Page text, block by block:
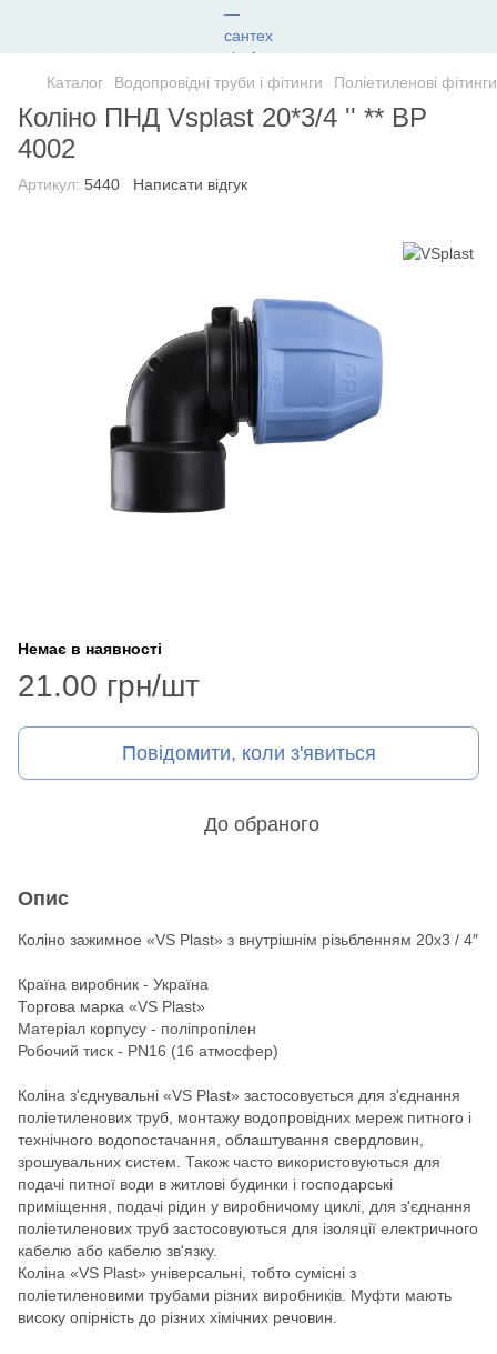
Каталог Водопровідні труби і фітинги Поліетиленові фітинги
Коліно ПНД Vsplast 20*3/4 '' ** ВР
4002
Артикул: 5440 Написати відгук
Немає в наявності
21.00 грн/шт
Повідомити, коли з'явиться
До обраного
Опис
Коліно зажимное «VS Plast» з внутрішнім різьбленням 20х3 / 4″
Країна виробник - Україна
Торгова марка «VS Plast»
Матеріал корпусу - поліпропілен
Робочий тиск - PN16 (16 атмосфер)
Коліна з'єднувальні «VS Plast» застосовується для з'єднання
поліетиленових труб, монтажу водопровідних мереж питного і
технічного водопостачання, облаштування свердловин,
зрошувальних систем. Також часто використовуються для
подачі питної води в житлові будинки і господарські
приміщення, подачі рідин у виробничому циклі, для з'єднання
поліетиленових труб застосовуються для ізоляції електричного
кабелю або кабелю зв'язку.
Коліна «VS Plast» універсальні, тобто сумісні з
поліетиленовими трубами різних виробників. Муфти мають
високу опірність до різних хімічних речовин.